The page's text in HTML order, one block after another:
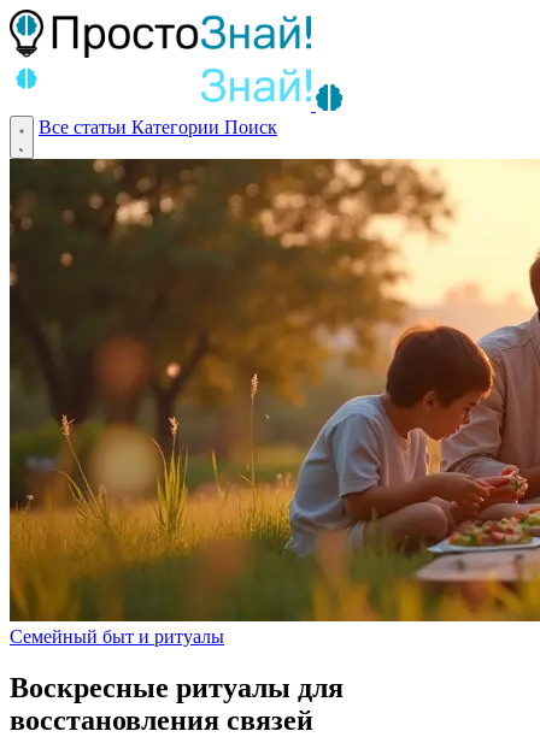
Все статьи Категории Поиск
Семейный быт и ритуалы
Воскресные ритуалы для
восстановления связей